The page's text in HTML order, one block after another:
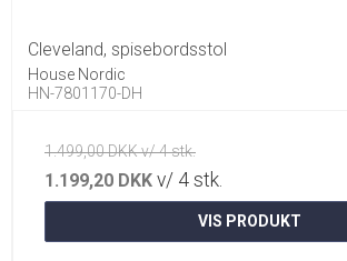
Cleveland, spisebordsstol
House Nordic
HN-7801170-DH
1.499,00 DKK v/ 4 stk.
1.199,20 DKK v/ 4 stk.
VIS PRODUKT